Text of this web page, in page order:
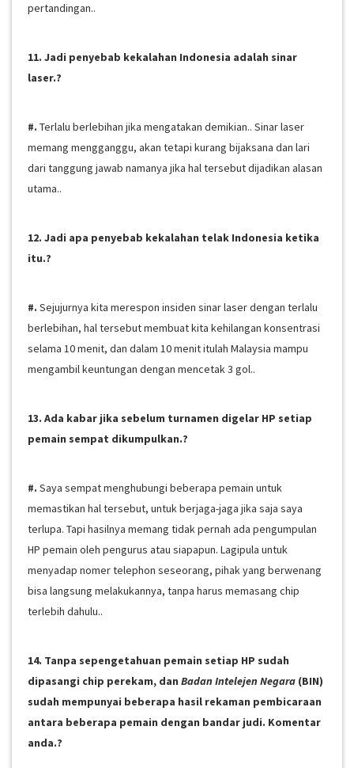
pertandingan..
11. Jadi penyebab kekalahan Indonesia adalah sinar
laser.?
#. Terlalu berlebihan jika mengatakan demikian.. Sinar laser
memang mengganggu, akan tetapi kurang bijaksana dan lari
dari tanggung jawab namanya jika hal tersebut dijadikan alasan
utama..
12. Jadi apa penyebab kekalahan telak Indonesia ketika
itu.?
#. Sejujurnya kita merespon insiden sinar laser dengan terlalu
berlebihan, hal tersebut membuat kita kehilangan konsentrasi
selama 10 menit, dan dalam 10 menit itulah Malaysia mampu
mengambil keuntungan dengan mencetak 3 gol..
13. Ada kabar jika sebelum turnamen digelar HP setiap
pemain sempat dikumpulkan.?
#. Saya sempat menghubungi beberapa pemain untuk
memastikan hal tersebut, untuk berjaga-jaga jika saja saya
terlupa. Tapi hasilnya memang tidak pernah ada pengumpulan
HP pemain oleh pengurus atau siapapun. Lagipula untuk
menyadap nomer telephon seseorang, pihak yang berwenang
bisa langsung melakukannya, tanpa harus memasang chip
terlebih dahulu..
14. Tanpa sepengetahuan pemain setiap HP sudah
dipasangi chip perekam, dan Badan Intelejen Negara (BIN)
sudah mempunyai beberapa hasil rekaman pembicaraan
antara beberapa pemain dengan bandar judi. Komentar
anda.?